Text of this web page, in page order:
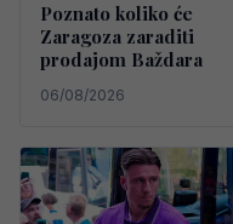
Poznato koliko će
Zaragoza zaraditi
prodajom Baždara
06/08/2026